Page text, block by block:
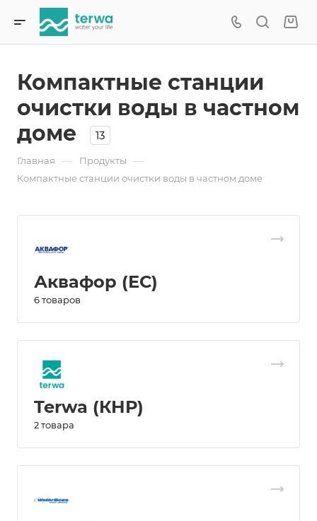
Компактные станции
очистки воды в частном
доме
13
Главная — Продукты —
Компактные станции очистки воды в частном доме
Аквафор (ЕС)
6 товаров
Terwa (КНР)
2 товара